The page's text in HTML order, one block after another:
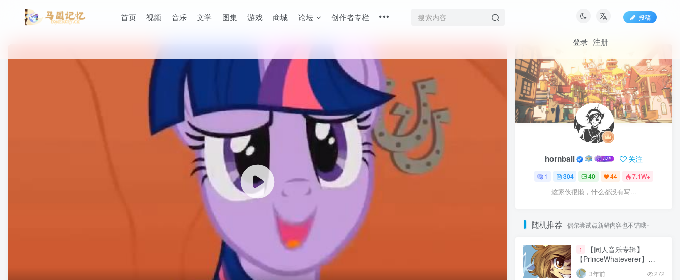
首页 视频 音乐 文学 图集 游戏 商城 论坛 创作者专栏 投稿
登录 注册
滚动 顶部
防止弹幕重叠
同步视频速度
1/4 3/4
25px
滚动顶部底部
hornball 关注
1 304 40 44 7.1W+
这家伙很懒，什么都没有写...
随机推荐 偶尔尝试点新鲜内容也不错哦~
1
【同人音乐专辑】
【PrinceWhateverer】
Reinvent
3年前 272